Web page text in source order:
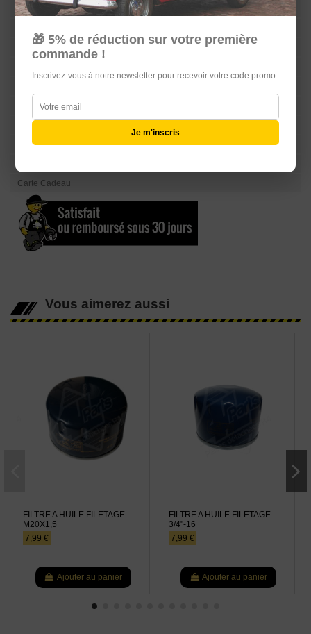
Suspension
Carrosserie
Serrurerie
Echappement
Equipements Raid & 4L TROPHY
Carte Cadeau
Vous aimerez aussi
FILTRE A HUILE FILETAGE
M20X1,5
7,99 €
Ajouter au panier
FILTRE A HUILE FILETAGE
3/4"-16
7,99 €
Ajouter au panier
🎁 5% de réduction sur votre première
commande !
Inscrivez-vous à notre newsletter pour recevoir votre code promo.
Je m'inscris